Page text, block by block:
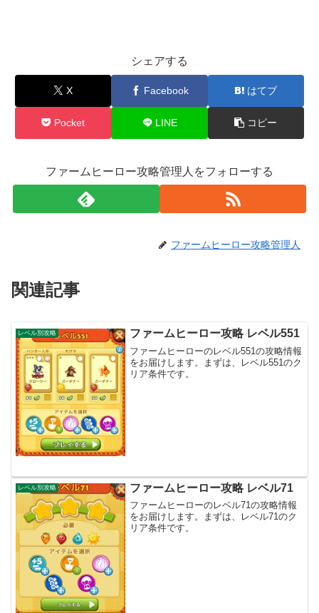
シェアする
X Facebook はてブ
Pocket LINE コピー
ファームヒーロー攻略管理人をフォローする
ファームヒーロー攻略管理人
関連記事
レベル別攻略 ファームヒーロー攻略 レベル551
ファームヒーローのレベル551の攻略情報
をお届けします。まずは、レベル551のク
リア条件です。
レベル別攻略 ファームヒーロー攻略 レベル71
ファームヒーローのレベル71の攻略情報
をお届けします。まずは、レベル71のク
リア条件です。